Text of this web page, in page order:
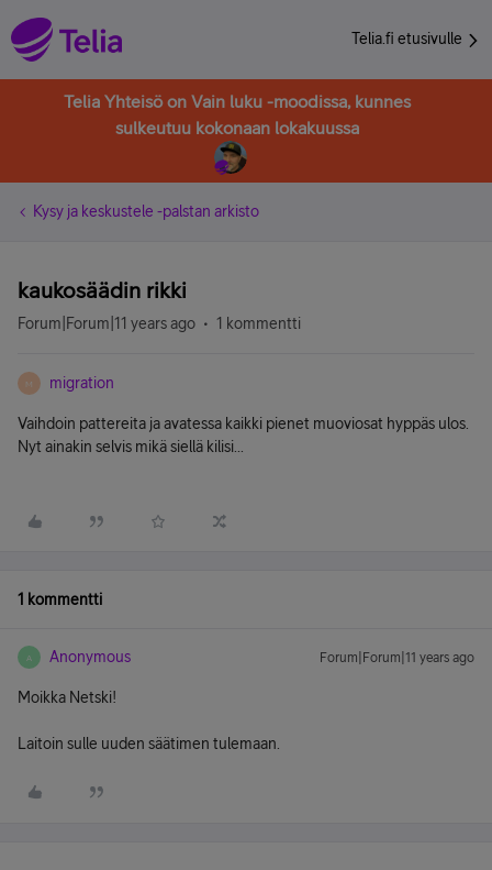
Telia.fi etusivulle
Telia Yhteisö on Vain luku -moodissa, kunnes
sulkeutuu kokonaan lokakuussa
Kysy ja keskustele -palstan arkisto
kaukosäädin rikki
Forum|Forum|11 years ago 1 kommentti
M migration
Vaihdoin pattereita ja avatessa kaikki pienet muoviosat hyppäs ulos.
Nyt ainakin selvis mikä siellä kilisi...
1 kommentti
A Anonymous Forum|Forum|11 years ago
Moikka Netski!
Laitoin sulle uuden säätimen tulemaan.